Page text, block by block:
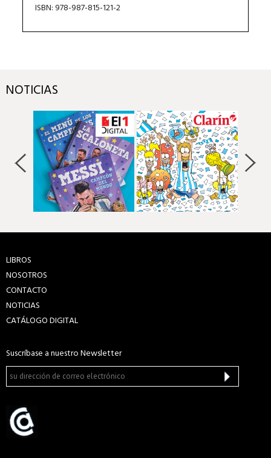
ISBN: 978-987-815-121-2
NOTICIAS
LIBROS
NOSOTROS
CONTACTO
NOTICIAS
CATÁLOGO DIGITAL
Suscríbase a nuestro Newsletter